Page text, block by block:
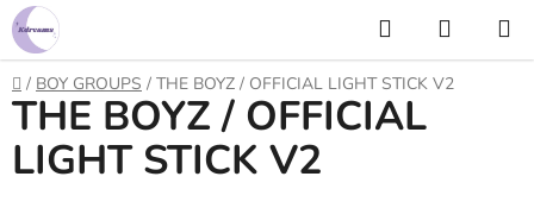
Prejsť
na
obsah
Hľadať
KOŠÍK
Domov
/ BOY GROUPS / THE BOYZ / OFFICIAL LIGHT STICK V2
THE BOYZ / OFFICIAL
LIGHT STICK V2